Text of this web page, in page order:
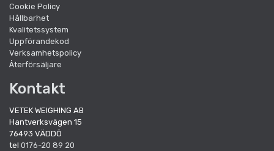
Cookie Policy
Hållbarhet
Kvalitetssystem
Uppförandekod
Verksamhetspolicy
Återförsäljare
Kontakt
VETEK WEIGHING AB
Hantverksvägen 15
76493 VÄDDÖ
tel 0176-20 89 20